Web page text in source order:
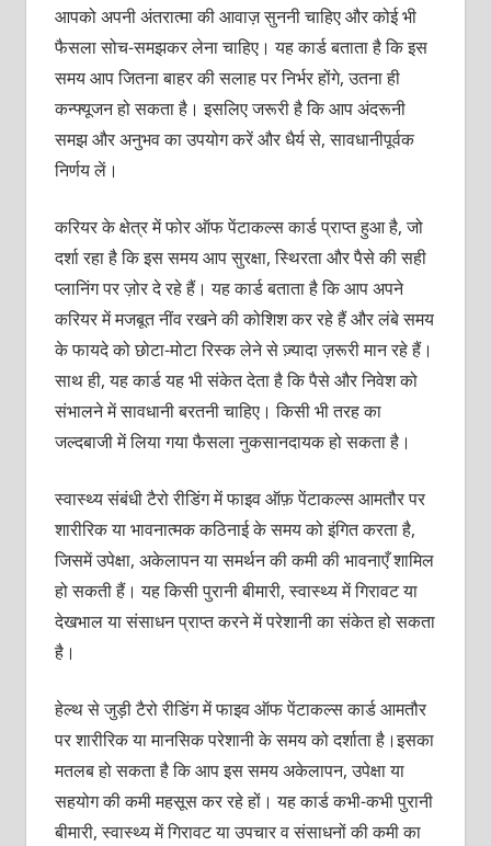
आपको अपनी अंतरात्मा की आवाज़ सुननी चाहिए और कोई भी
फैसला सोच-समझकर लेना चाहिए। यह कार्ड बताता है कि इस
समय आप जितना बाहर की सलाह पर निर्भर होंगे, उतना ही
कन्फ्यूजन हो सकता है। इसलिए जरूरी है कि आप अंदरूनी
समझ और अनुभव का उपयोग करें और धैर्य से, सावधानीपूर्वक
निर्णय लें।
करियर के क्षेत्र में फोर ऑफ पेंटाकल्स कार्ड प्राप्त हुआ है, जो
दर्शा रहा है कि इस समय आप सुरक्षा, स्थिरता और पैसे की सही
प्लानिंग पर ज़ोर दे रहे हैं। यह कार्ड बताता है कि आप अपने
करियर में मजबूत नींव रखने की कोशिश कर रहे हैं और लंबे समय
के फायदे को छोटा-मोटा रिस्क लेने से ज़्यादा ज़रूरी मान रहे हैं।
साथ ही, यह कार्ड यह भी संकेत देता है कि पैसे और निवेश को
संभालने में सावधानी बरतनी चाहिए। किसी भी तरह का
जल्दबाजी में लिया गया फैसला नुकसानदायक हो सकता है।
स्वास्थ्य संबंधी टैरो रीडिंग में फाइव ऑफ़ पेंटाकल्स आमतौर पर
शारीरिक या भावनात्मक कठिनाई के समय को इंगित करता है,
जिसमें उपेक्षा, अकेलापन या समर्थन की कमी की भावनाएँ शामिल
हो सकती हैं। यह किसी पुरानी बीमारी, स्वास्थ्य में गिरावट या
देखभाल या संसाधन प्राप्त करने में परेशानी का संकेत हो सकता
है।
हेल्थ से जुड़ी टैरो रीडिंग में फाइव ऑफ पेंटाकल्स कार्ड आमतौर
पर शारीरिक या मानसिक परेशानी के समय को दर्शाता है।इसका
मतलब हो सकता है कि आप इस समय अकेलापन, उपेक्षा या
सहयोग की कमी महसूस कर रहे हों। यह कार्ड कभी-कभी पुरानी
बीमारी, स्वास्थ्य में गिरावट या उपचार व संसाधनों की कमी का